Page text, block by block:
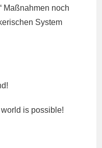
Maßnahmen noch
System
is possible!